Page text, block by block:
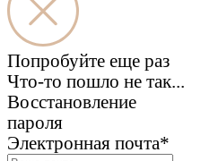
Попробуйте еще раз
Что-то пошло не так...
Восстановление
пароля
Электронная почта*